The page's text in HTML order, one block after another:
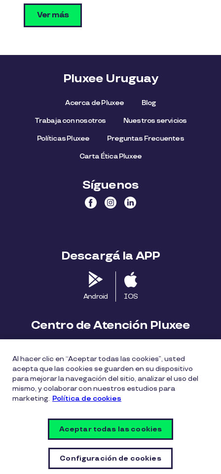
Ver más
Pluxee Uruguay
Acerca de Pluxee Blog
Trabaja con nosotros Nuestros servicios
Políticas Pluxee Preguntas Frecuentes
Carta Ética Pluxee
Síguenos
Descargá la APP
Android IOS
Centro de Atención Pluxee
consumidores.uy@pluxeegroup.com
Centro de reclamos
Política de Cookies Políticas de privacidad
Configuración de cookies
Al hacer clic en “Aceptar todas las cookies”, usted
acepta que las cookies se guarden en su dispositivo
para mejorar la navegación del sitio, analizar el uso del
mismo, y colaborar con nuestros estudios para
marketing. Política de cookies
Configuración de cookies
Aceptar todas las cookies